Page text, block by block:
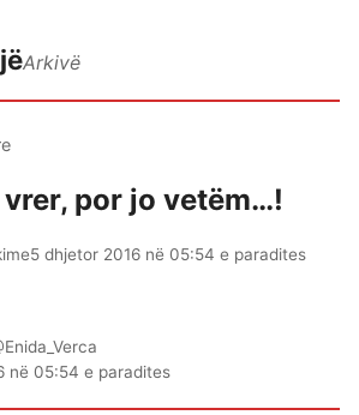
Arkivë
por jo vetëm…!
5 dhjetor 2016 në 05:54 e paradites
në 05:54 e paradites